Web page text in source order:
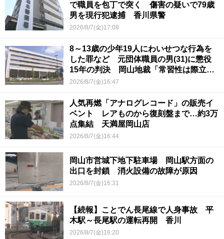
で職員を包丁で突く 傷害の疑いで79歳
男を現行犯逮捕 香川県警
2026/8/7(金)17:08
8～13歳の少年19人にわいせつな行為を
した罪など 元団体職員の男(31)に懲役
15年の判決 岡山地裁「常習性は際立っ
ていて被害結果も非常に重い」
2026/8/7(金)16:47
人気再燃「アナログレコード」の販売イ
ベント レアものから復刻盤まで…約3万
点集結 天満屋岡山店
2026/8/7(金)16:44
岡山市営城下地下駐車場 岡山駅方面の
出口を封鎖 消火設備の故障が原因
2026/8/7(金)16:31
【続報】ことでん長尾線で人身事故 平
木駅～長尾駅の運転再開 香川
2026/8/7(金)16:20